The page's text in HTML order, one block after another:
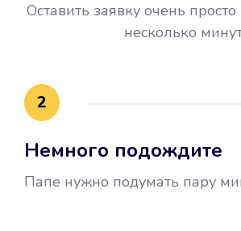
воспользовались
это открыло новые
Оставить заявку очень
несколько
2
Немного подождите
Папе нужно подумать пару